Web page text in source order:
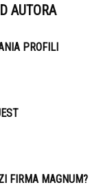
AUTORA
PROFILI
FIRMA MAGNUM?